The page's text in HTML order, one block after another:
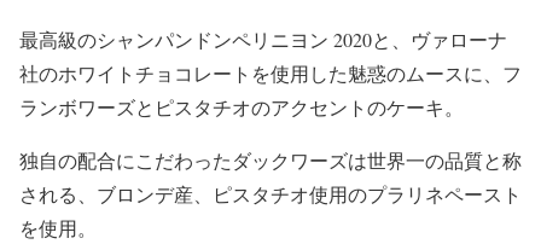
最高級のシャンパンドンペリニヨン 2020と、ヴァローナ
社のホワイトチョコレートを使用した魅惑のムースに、フ
ランボワーズとピスタチオのアクセントのケーキ。
独自の配合にこだわったダックワーズは世界一の品質と称
される、ブロンデ産、ピスタチオ使用のプラリネペースト
を使用。